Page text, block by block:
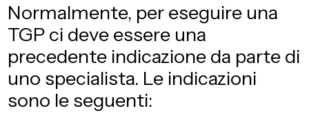
Normalmente, per eseguire una
TGP ci deve essere una
precedente indicazione da parte di
uno specialista. Le indicazioni
sono le seguenti: